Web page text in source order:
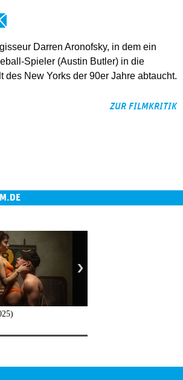
Darren Aronofsky, in dem ein
Spieler (Austin Butler) in die
des New Yorks der 90er Jahre abtaucht.
ZUR FILMKRITIK